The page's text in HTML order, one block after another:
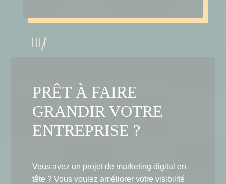

PRÊT À FAIRE
GRANDIR VOTRE
ENTREPRISE ?
Vous avez un projet de marketing digital en
tête ? Vous voulez améliorer votre visibilité